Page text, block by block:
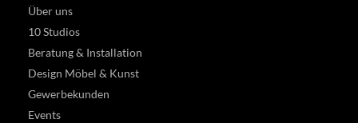
Über uns
10 Studios
Beratung & Installation
Design Möbel & Kunst
Gewerbekunden
Events